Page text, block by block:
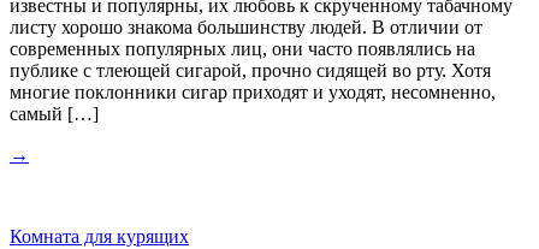
известны и популярны, их любовь к скрученному табачному
листу хорошо знакома большинству людей. В отличии от
современных популярных лиц, они часто появлялись на
публике с тлеющей сигарой, прочно сидящей во рту. Хотя
многие поклонники сигар приходят и уходят, несомненно,
самый […]
→
Комната для курящих